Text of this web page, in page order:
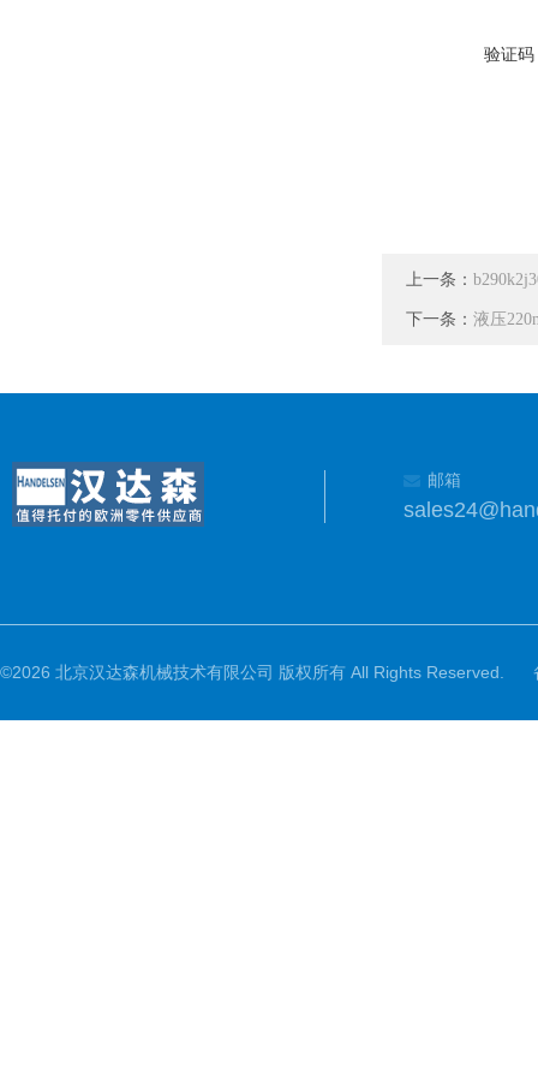
验证码
上一条：
下一条： 液压
邮箱
©2026 北京汉达森机械技术有限公司 版权所有 All Rights Reserved.